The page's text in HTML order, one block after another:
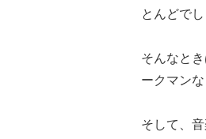
とんどでし
そんなと
ークマン
そして、